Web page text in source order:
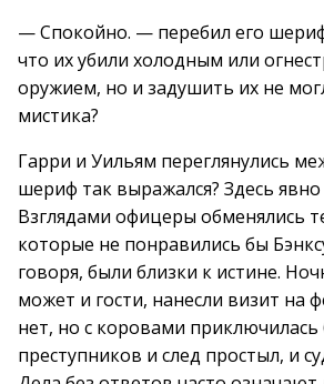
— Спокойно. — перебил его
что их убили холодным или
оружием, но и задушить их не
мистика?
Гарри и Уильям переглянулись
шериф так выражался? Здесь явно
Взглядами офицеры обменялись
которые не понравились бы
говоря, были близки к истине.
может и гости, нанесли визит на
нет, но с коровами приключилась
преступников и след простыл, и